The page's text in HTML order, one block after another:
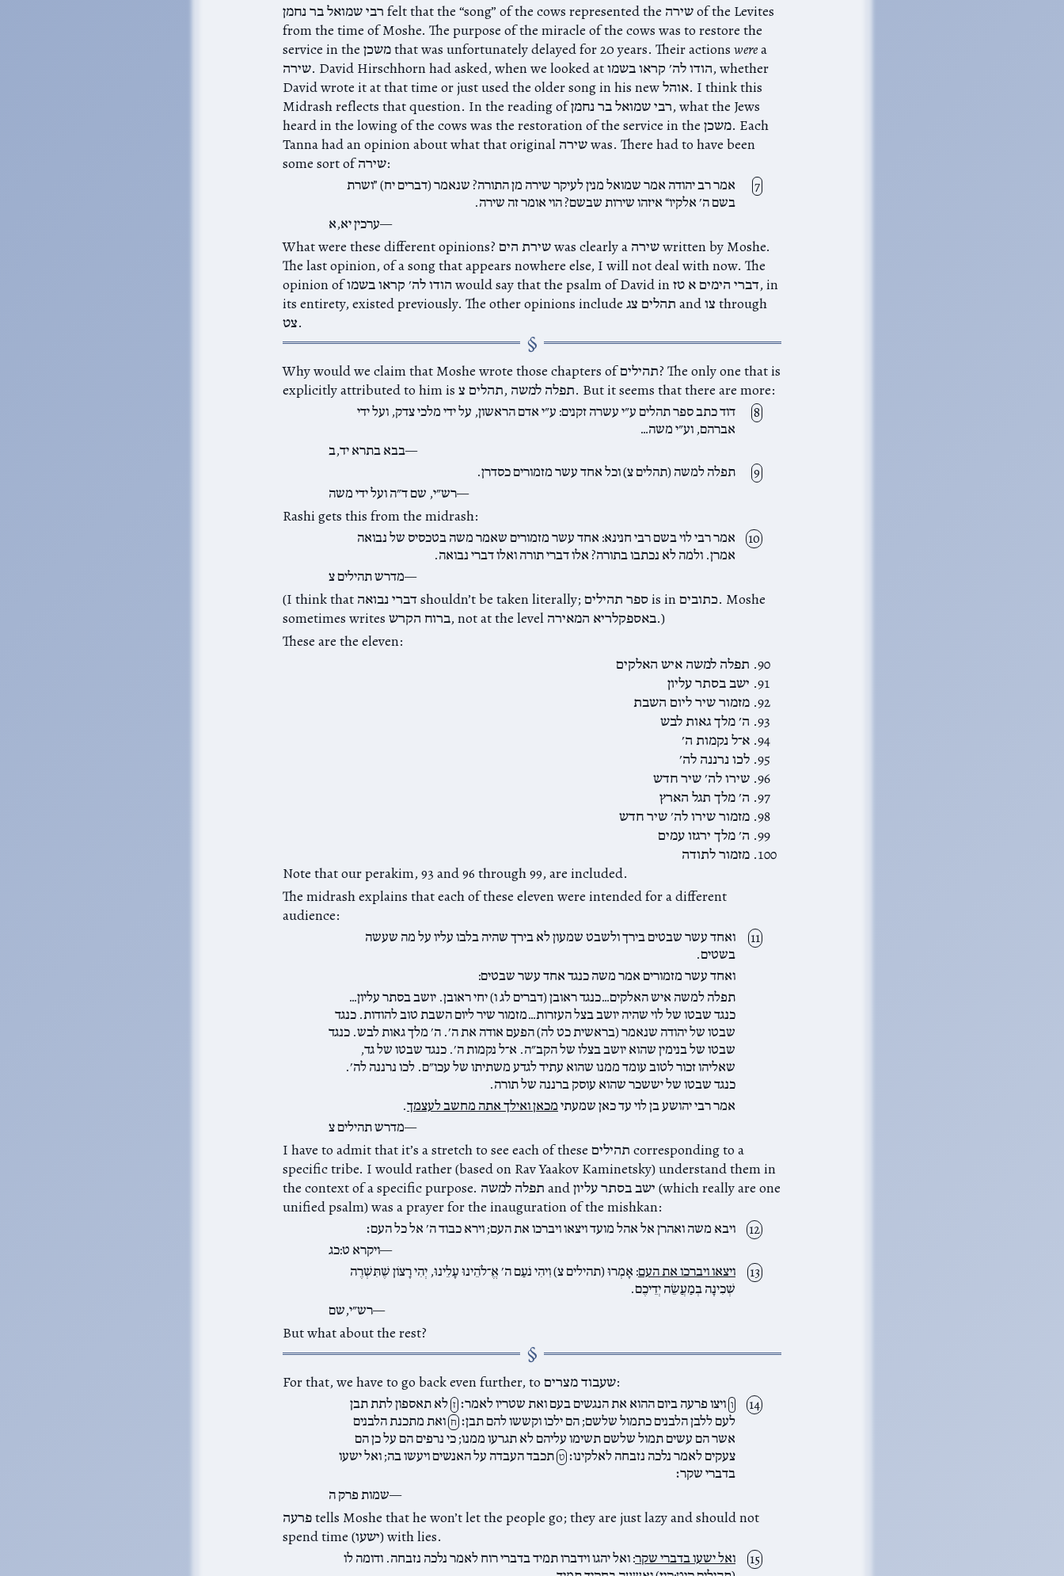
רבי שמואל בר נחמן felt that the “song” of the cows represented the שירה of the Levites
from the time of Moshe. The purpose of the miracle of the cows was to restore the
service in the משכן that was unfortunately delayed for 20 years. Their actions werea
שירה. David Hirschhorn had asked, when we looked at הודו לה׳ קראו בשמו, whether
David wrote it at that time or just used the older song in his new אוהל. I think this
Midrash reflects that question. In the reading of רבי שמואל בר נחמן, what the Jews
heard in the lowing of the cows was the restoration of the service in the משכן. Each
Tanna had an opinion about what that original שירה was. There had to have been
some sort of שירה:
אמר רב יהודה אמר שמואל מנין לעיקר שירה מן התורה? שנאמר (דברים יח) ”ושרת
בשם ה׳ אלקיו“ איזהו שירות שבשם? הוי אומר זה שירה.
ערכין יא,א
What were these different opinions? שירת הים was clearly a שירה written by Moshe.
The last opinion, of a song that appears nowhere else, I will not deal with now. The
opinion of הודו לה׳ קראו בשמו would say that the psalm of David in דברי הימים א טז, in
its entirety, existed previously. The other opinions include תהלים צג and צו through
צט.
Why would we claim that Moshe wrote those chapters of תהילים? The only one that is
explicitly attributed to him is תהלים צ,‎‎ תפלה למשה. But it seems that there are more:
דוד כתב ספר תהלים ע״י עשרה זקנים: ע״י אדם הראשון, על ידי מלכי צדק, ועל ידי
אברהם, וע״י משה…
בבא בתרא יד,ב
תפלה למשה (תהלים צ) וכל אחד עשר מזמורים כסדרן.
רש״י, שם ד״ה ועל ידי משה
Rashi gets this from the midrash:
אמר רבי לוי בשם רבי חנינא: אחד עשר מזמורים שאמר משה בטכסיס של נבואה
אמרן. ולמה לא נכתבו בתורה? אלו דברי תורה ואלו דברי נבואה.
מדרש תהילים צ
(I think that דברי נבואה shouldn’t be taken literally; ספר תהילים is in כתובים. Moshe
sometimes writes ברוח הקרש, not at the level באספקלריא המאירה.)
These are the eleven:
תפלה למשה איש האלקים
ישב בסתר עליון
מזמור שיר ליום השבת
ה׳ מלך גאות לבש
א־ל נקמות ה׳
לכו נרננה לה׳
שירו לה׳ שיר חדש
ה׳ מלך תגל הארץ
מזמור שירו לה׳ שיר חדש
ה׳ מלך ירגזו עמים
מזמור לתודה
Note that our perakim, 93 and 96 through 99, are included.
The midrash explains that each of these eleven were intended for a different
audience:
ואחד עשר שבטים בירך ולשבט שמעון לא בירך שהיה בלבו עליו על מה שעשה
בשטים.
ואחד עשר מזמורים אמר משה כנגד אחד עשר שבטים:
תפלה למשה איש האלקים…כנגד ראובן (דברים לג ו) יחי ראובן. יושב בסתר עליון…
כנגד שבטו של לוי שהיה יושב בצל העזרות…מזמור שיר ליום השבת טוב להודות. כנגד
שבטו של יהודה שנאמר (בראשית כט לה) הפעם אודה את ה׳. ה׳ מלך גאות לבש. כנגד
שבטו של בנימין שהוא יושב בצלו של הקב״ה. א־ל נקמות ה׳. כנגד שבטו של גד,
שאליהו זכור לטוב עומד ממנו שהוא עתיד לגדע משתיתו של עכו״ם. לכו נרננה לה׳.
כנגד שבטו של יששכר שהוא עוסק ברננה של תורה.
אמר רבי יהושע בן לוי עד כאן שמעתימכאן ואילך אתה מחשב לעצמך.
מדרש תהילים צ
I have to admit that it’s a stretch to see each of these תהילים corresponding to a
specific tribe. I would rather (based on Rav Yaakov Kaminetsky) understand them in
the context of a specific purpose. תפלה למשה and ישב בסתר עליון (which really are one
unified psalm) was a prayer for the inauguration of the mishkan:
ויבא משה ואהרן אל אהל מועד ויצאו ויברכו את העם; וירא כבוד ה׳ אל כל העם׃
ויקרא ט:כג
ויצאו ויברכו את העם: אָמְרוּ (תהילים צ) וִיהִי נֹעַם ה׳ אֱ־לֹהֵינוּ עָלֵינוּ, יְהִי רָצוֹן שֶׁתִּשְׁרֶה
שְׁכִינָה בְמַעֲשֵׂה יְדֵיכֶם.
רש״י,שם
But what about the rest?
For that, we have to go back even further, to שעבוד מצרים:
ו ויצו פרעה ביום ההוא את הנגשים בעם ואת שטריו לאמר׃ ז לא תאספון לתת תבן
לעם ללבן הלבנים כתמול שלשם; הם ילכו וקששו להם תבן׃ ח ואת מתכנת הלבנים
אשר הם עשים תמול שלשם תשימו עליהם לא תגרעו ממנו; כי נרפים הם על כן הם
צעקים לאמר נלכה נזבחה לאלקינו׃ ט תכבד העבדה על האנשים ויעשו בה; ואל ישעו
בדברי שקר׃
שמות פרק ה
פרעה tells Moshe that he won’t let the people go; they are just lazy and should not
spend time (ישעו) with lies.
ואל ישעו בדברי שקר: ואל יהגו וידברו תמיד בדברי רוח לאמר נלכה נזבחה. ודומה לו